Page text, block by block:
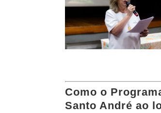
Como o
Santo André ao